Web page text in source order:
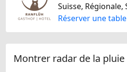
Réserver une table
Montrer radar de la pluie